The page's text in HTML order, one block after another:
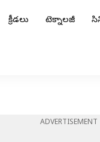
క్రీడలు టెక్నాలజీ
ADVERTISEMENT